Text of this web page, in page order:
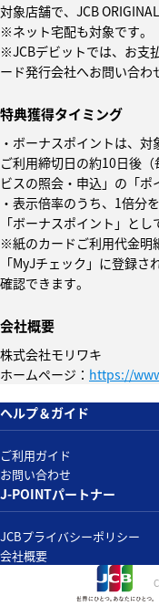
対象店舗で、JCB
※ネット宅配も対象です。
※JCBデビットでは、お支
ード発行会社へお問い合わ
特典獲得タイミング
・ボーナスポイントは、
ご利用締切日の約10日後
ビスの照会・申込」の「ポ
・表示倍率のうち、1倍分
「ボーナスポイント」とし
※紙のカードご利用代金明
「MyJチェック」に登録
確認できます。
会社概要
株式会社モリワキ
ホームページ： https://
ヘルプ＆ガイド
ご利用ガイド
お問い合わせ
J-POINTパートナー
JCBプライバシーポリシー
会社概要